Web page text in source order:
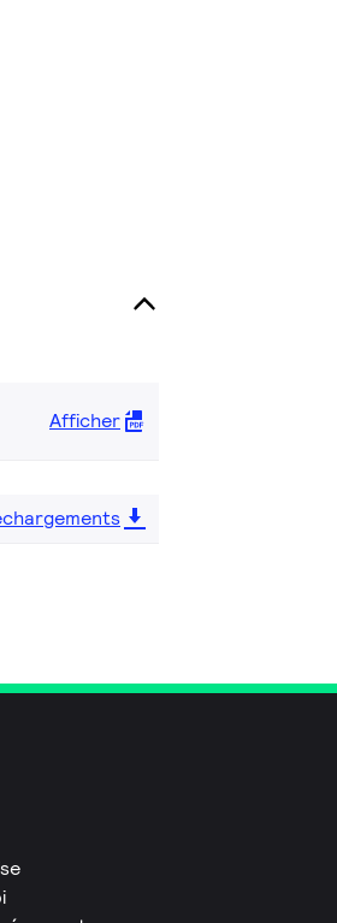
Afficher